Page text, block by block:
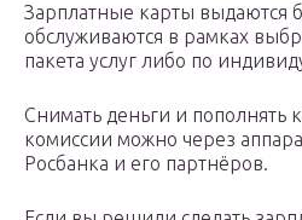
Зарплатные карты выдаются
обслуживаются в рамках
пакета услуг либо по
Снимать деньги и пополнять
комиссии можно через
Росбанка и его партнёров.